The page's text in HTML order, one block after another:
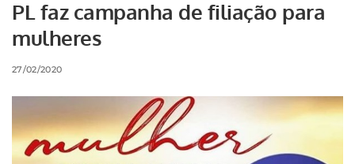
PL faz campanha de filiação para
mulheres
27/02/2020